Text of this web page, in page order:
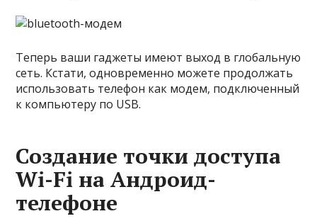
Теперь ваши гаджеты имеют выход в глобальную
сеть. Кстати, одновременно можете продолжать
использовать телефон как модем, подключенный
к компьютеру по USB.
Создание точки доступа
Wi-Fi на Андроид-
телефоне